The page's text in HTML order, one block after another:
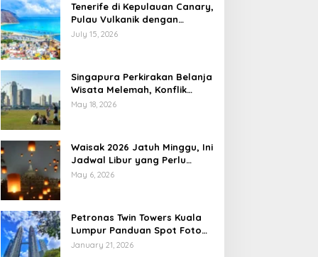
Tenerife di Kepulauan Canary,
Pulau Vulkanik dengan
Pesona Berlapis
July 15, 2026
Singapura Perkirakan Belanja
Wisata Melemah, Konflik
Global Jadi Sorotan
May 18, 2026
Waisak 2026 Jatuh Minggu, Ini
Jadwal Libur yang Perlu
Dicatat
May 6, 2026
Petronas Twin Towers Kuala
Lumpur Panduan Spot Foto
Ikonik
January 21, 2026